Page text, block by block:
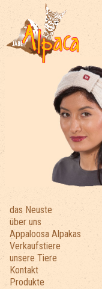
das Neuste
über uns
Appaloosa Alpakas
Verkaufstiere
unsere Tiere
Kontakt
Produkte